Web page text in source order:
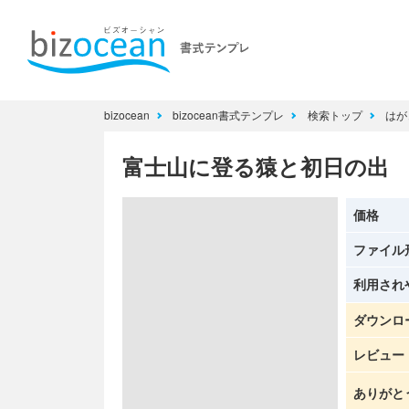
bizocean bizocean書式テンプレ 検索トップ は
富士山に登る猿と初日の出
価格
ファイル
利用され
ダウンロ
レビュー
ありがと